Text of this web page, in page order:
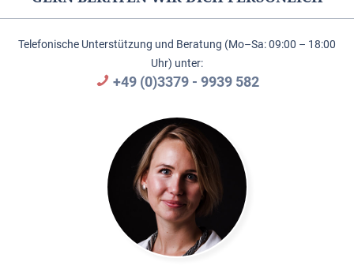
Telefonische Unterstützung und Beratung (Mo–Sa: 09:00 – 18:00
Uhr) unter:
+49 (0)3379 - 9939 582